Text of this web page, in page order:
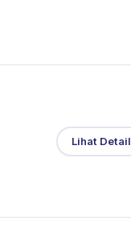
Lihat Detail